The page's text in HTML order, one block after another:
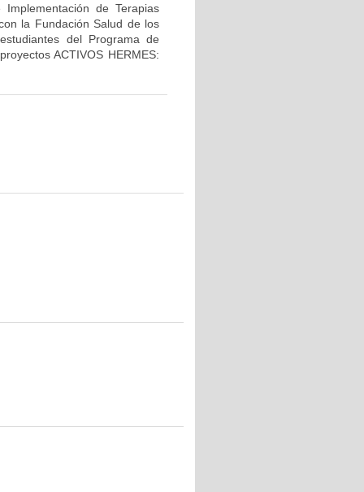
de Terapias
la Fundación Salud de los
del Programa de
ACTIVOS HERMES: